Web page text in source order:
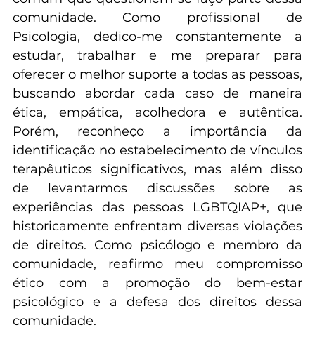
pessoas LGBTQIAP+ em busca de terapia, e é
comum que questionem se faço parte dessa
comunidade. Como profissional de
Psicologia, dedico-me constantemente a
estudar, trabalhar e me preparar para
oferecer o melhor suporte a todas as pessoas,
buscando abordar cada caso de maneira
ética, empática, acolhedora e autêntica.
Porém, reconheço a importância da
identificação no estabelecimento de vínculos
terapêuticos significativos, mas além disso
de levantarmos discussões sobre as
experiências das pessoas LGBTQIAP+, que
historicamente enfrentam diversas violações
de direitos. Como psicólogo e membro da
comunidade, reafirmo meu compromisso
ético com a promoção do bem-estar